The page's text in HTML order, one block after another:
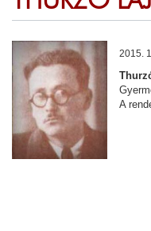
2015.
A